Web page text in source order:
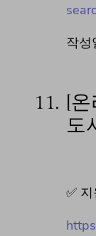
작
11.
[
도
✅